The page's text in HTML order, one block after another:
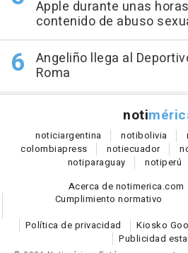
Apple durante unas
contenido de abuso
Angeliño llega al
Roma
noti
noticiargentina notibolivia
colombiapress notiecuador
notiparaguay notiperú
Acerca de notimerica.com
Cumplimiento normativo
Política de privacidad
Kiosko
Publicidad